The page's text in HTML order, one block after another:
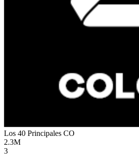
Los 40 Principales CO
2.3M
3